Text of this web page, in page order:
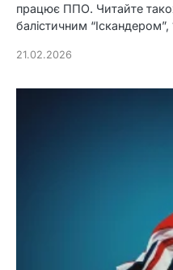
працює ППО. Читайте
балістичним “Іскандером”,
21.02.2026